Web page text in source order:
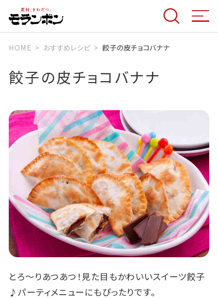
HOME おすすめレシピ 餃子の皮チョコバナナ
餃子の皮チョコバナナ
とろ～りあつあつ！見た目もかわいいスイーツ餃子
♪パーティメニューにもぴったりです。